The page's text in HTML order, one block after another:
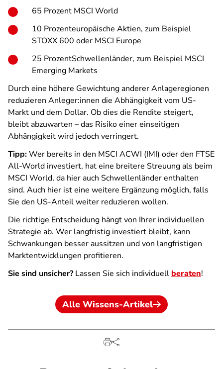
65 Prozent MSCI World
10 Prozenteuropäische Aktien, zum Beispiel
STOXX 600 oder MSCI Europe
25 ProzentSchwellenländer, zum Beispiel MSCI
Emerging Markets
Durch eine höhere Gewichtung anderer Anlageregionen
reduzieren Anleger:innen die Abhängigkeit vom US-
Markt und dem Dollar. Ob dies die Rendite steigert,
bleibt abzuwarten – das Risiko einer einseitigen
Abhängigkeit wird jedoch verringert.
Tipp:Wer bereits in den MSCI ACWI (IMI) oder den FTSE
All-World investiert, hat eine breitere Streuung als beim
MSCI World, da hier auch Schwellenländer enthalten
sind. Auch hier ist eine weitere Ergänzung möglich, falls
Sie den US-Anteil weiter reduzieren wollen.
Die richtige Entscheidung hängt von Ihrer individuellen
Strategie ab. Wer langfristig investiert bleibt, kann
Schwankungen besser aussitzen und von langfristigen
Marktentwicklungen profitieren.
Sie sind unsicher? Lassen Sie sich individuell beraten!
Alle Wissens-Artikel